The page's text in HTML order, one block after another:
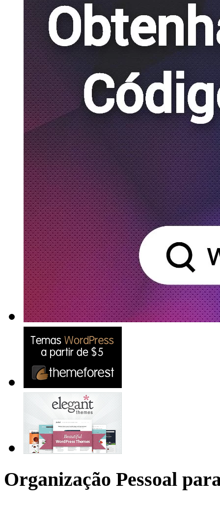
Organização Pessoal